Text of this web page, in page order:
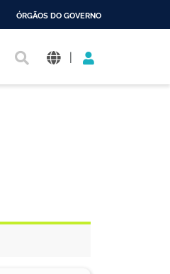
ÓRGÃOS DO GOVERNO
|